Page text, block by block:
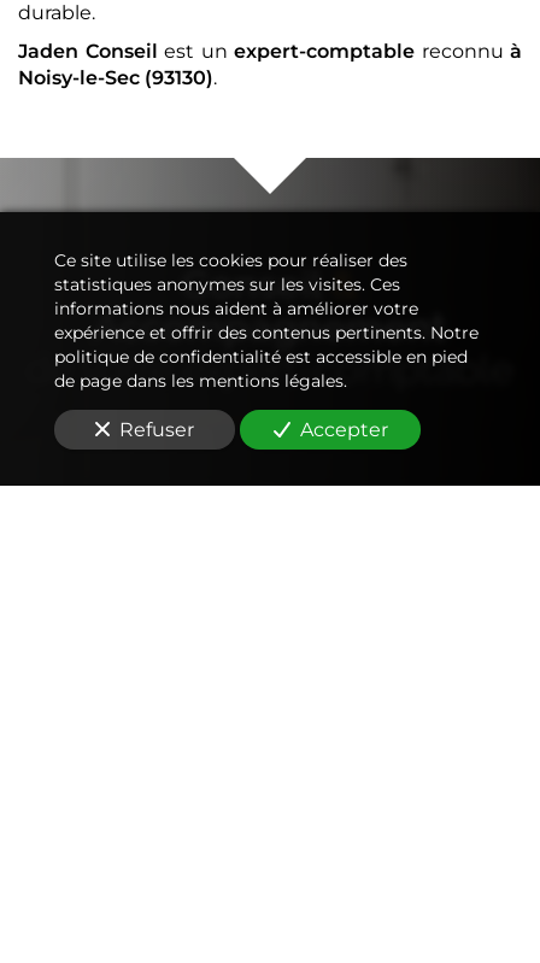
durable.
Jaden Conseil est un expert-comptable reconnu à
Noisy-le-Sec (93130).
Conseil&
Accompagnement
de votreexpert-comptable
Ce site utilise les cookies pour réaliser des
statistiques anonymes sur les visites. Ces
informations nous aident à améliorer votre
expérience et offrir des contenus pertinents. Notre
politique de confidentialité est accessible en pied
de page dans les mentions légales.
Refuser Accepter